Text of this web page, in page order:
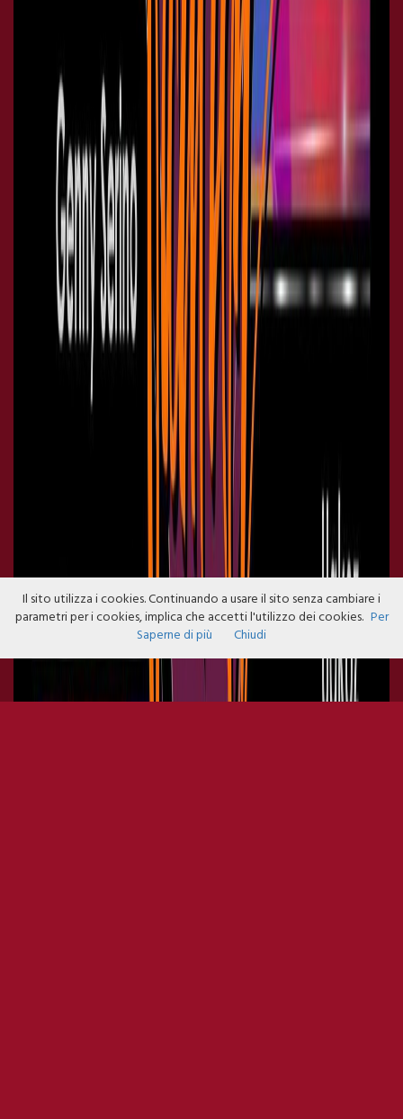
Il sito utilizza i cookies. Continuando a usare il sito senza cambiare i
parametri per i cookies, implica che accetti l'utilizzo dei cookies. Per
Saperne di più
Chiudi